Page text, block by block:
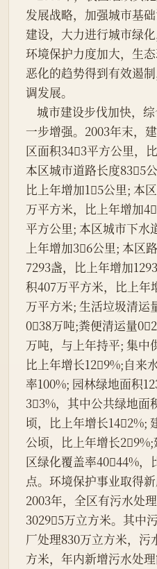
发展战略，加强城市基
建设，大力进行城市绿
环境保护力度加大，生
恶化的趋势得到有效遏
调发展。
一步增强。2003年末，
区面积343平方公里，
本区城市道路长度835公
比上年增加15公里; 本
万平方米，比上年增加
平方公里; 本区城市下水
上年增加36公里; 本区
7293盏，比上年增加
积407万平方米，比上年
万平方米; 生活垃圾清运
038万吨;粪便清运量
万吨，与上年持平; 集中
比上年增长129%;自来
率100%; 园林绿地面积
33%，其中公共绿地面
顷，比上年增长142%;
公顷，比上年增长29%;
区绿化覆盖率4044%，
点。环境保护事业取得新
2003年，全区有污水处
30295万立方米。其中
厂处理830万立方米，污
方米，年内新增污水处